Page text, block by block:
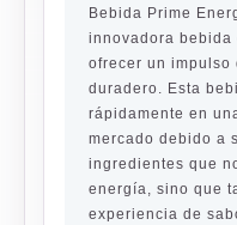
Bebida Prime
innovadora
ofrecer un impulso
duradero. Esta
rápidamente en
mercado debido a
ingredientes que
energía, sino que
experiencia de